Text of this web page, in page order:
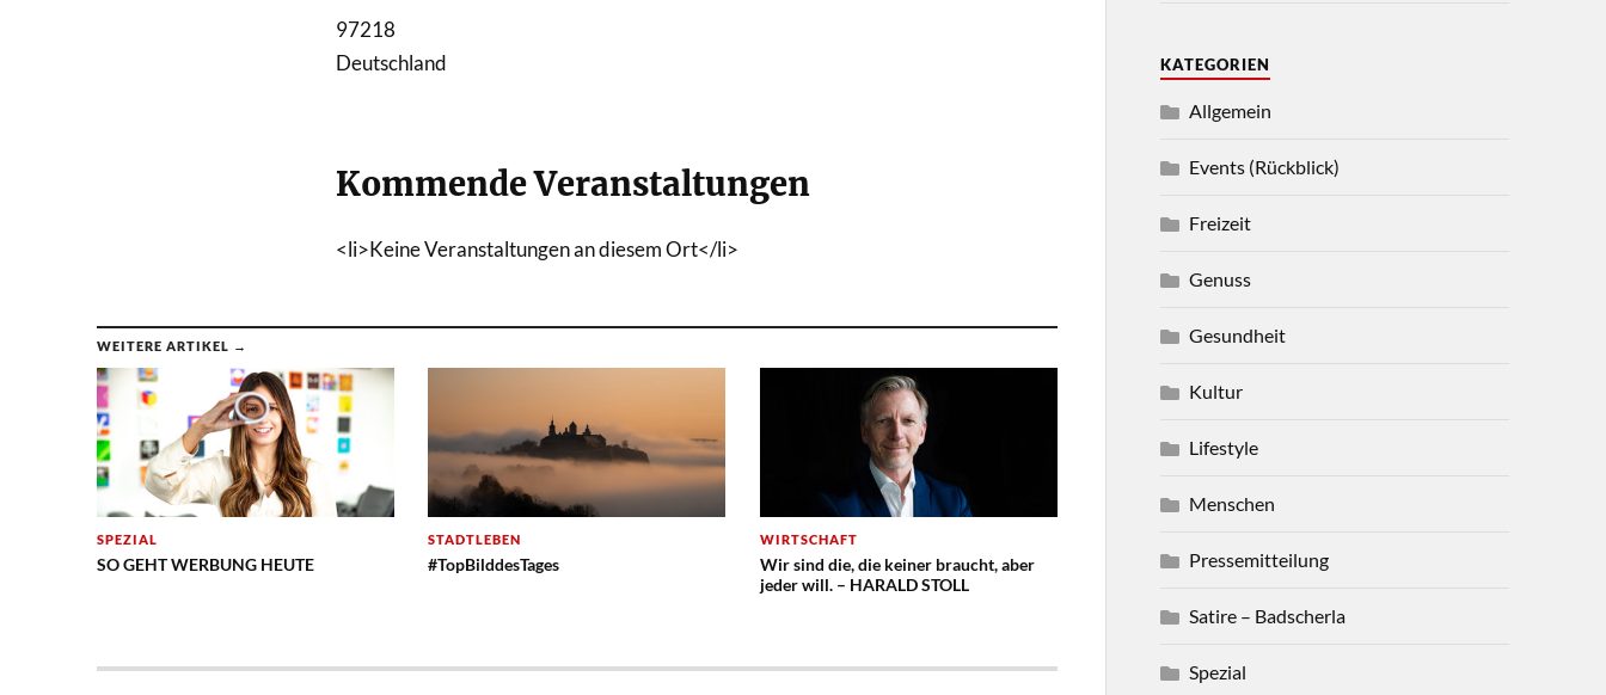
97218
Deutschland
Kommende Veranstaltungen
<li>Keine Veranstaltungen an diesem Ort</li>
WEITERE ARTIKEL →
SPEZIAL
SO GEHT WERBUNG HEUTE
STADTLEBEN
#TopBilddesTages
WIRTSCHAFT
Wir sind die, die keiner braucht, aber
jeder will. – HARALD STOLL
KATEGORIEN
Allgemein
Events (Rückblick)
Freizeit
Genuss
Gesundheit
Kultur
Lifestyle
Menschen
Pressemitteilung
Satire – Badscherla
Spezial